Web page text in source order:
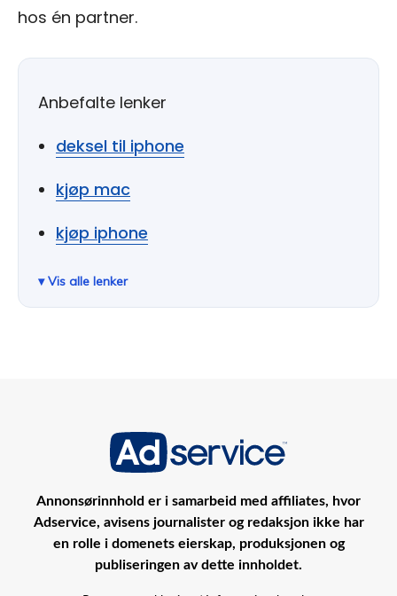
hos én partner.
Anbefalte lenker
deksel til iphone
kjøp mac
kjøp iphone
Annonsørinnhold er i samarbeid med affiliates, hvor
Adservice, avisens journalister og redaksjon ikke har
en rolle i domenets eierskap, produksjonen og
publiseringen av dette innholdet.